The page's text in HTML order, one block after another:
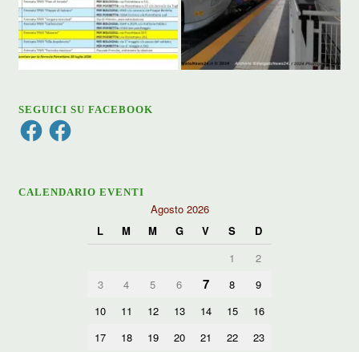
SEGUICI SU FACEBOOK
FacebookFacebook
CALENDARIO EVENTI
Agosto 2026
L
M M G V S
D
1
2
3
4 5 6 7 8
9
10
11 12 13 14 15
16
17
18 19 20 21 22
23